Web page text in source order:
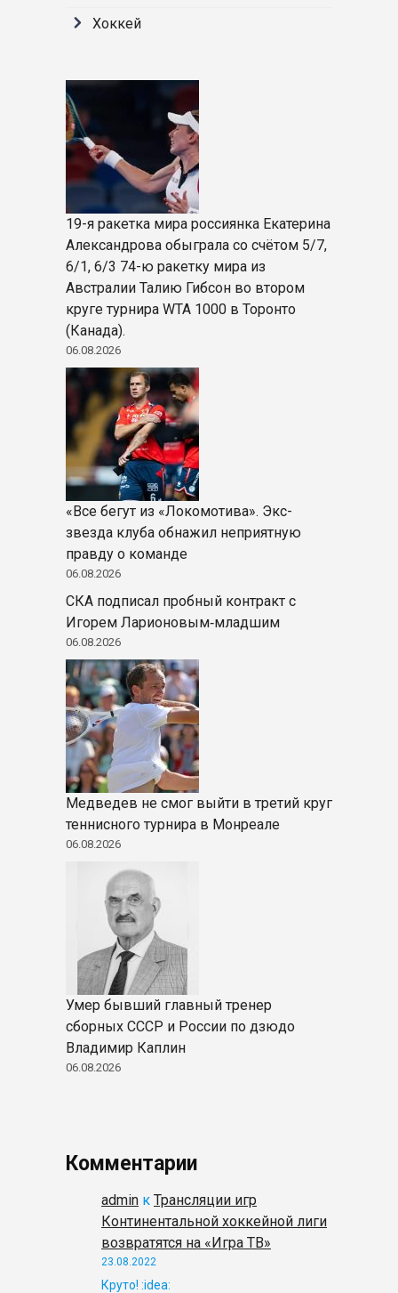
Хоккей
19-я ракетка мира россиянка Екатерина
Александрова обыграла со счётом 5/7,
6/1, 6/3 74-ю ракетку мира из
Австралии Талию Гибсон во втором
круге турнира WTA 1000 в Торонто
(Канада).
06.08.2026
«Все бегут из «Локомотива». Экс-
звезда клуба обнажил неприятную
правду о команде
06.08.2026
СКА подписал пробный контракт с
Игорем Ларионовым‑младшим
06.08.2026
Медведев не смог выйти в третий круг
теннисного турнира в Монреале
06.08.2026
Умер бывший главный тренер
сборных СССР и России по дзюдо
Владимир Каплин
06.08.2026
Комментарии
admin к Трансляции игр
Континентальной хоккейной лиги
возвратятся на «Игра ТВ»
23.08.2022
Круто! :idea: